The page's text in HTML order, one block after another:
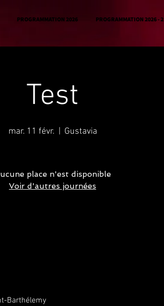
PROGRAMMATION 2026 PROGRAMMATION 2026 - 2
Test
mar. 11 févr. Gustavia
place n'est disponible
Voir d'autres journées
Barthélemy